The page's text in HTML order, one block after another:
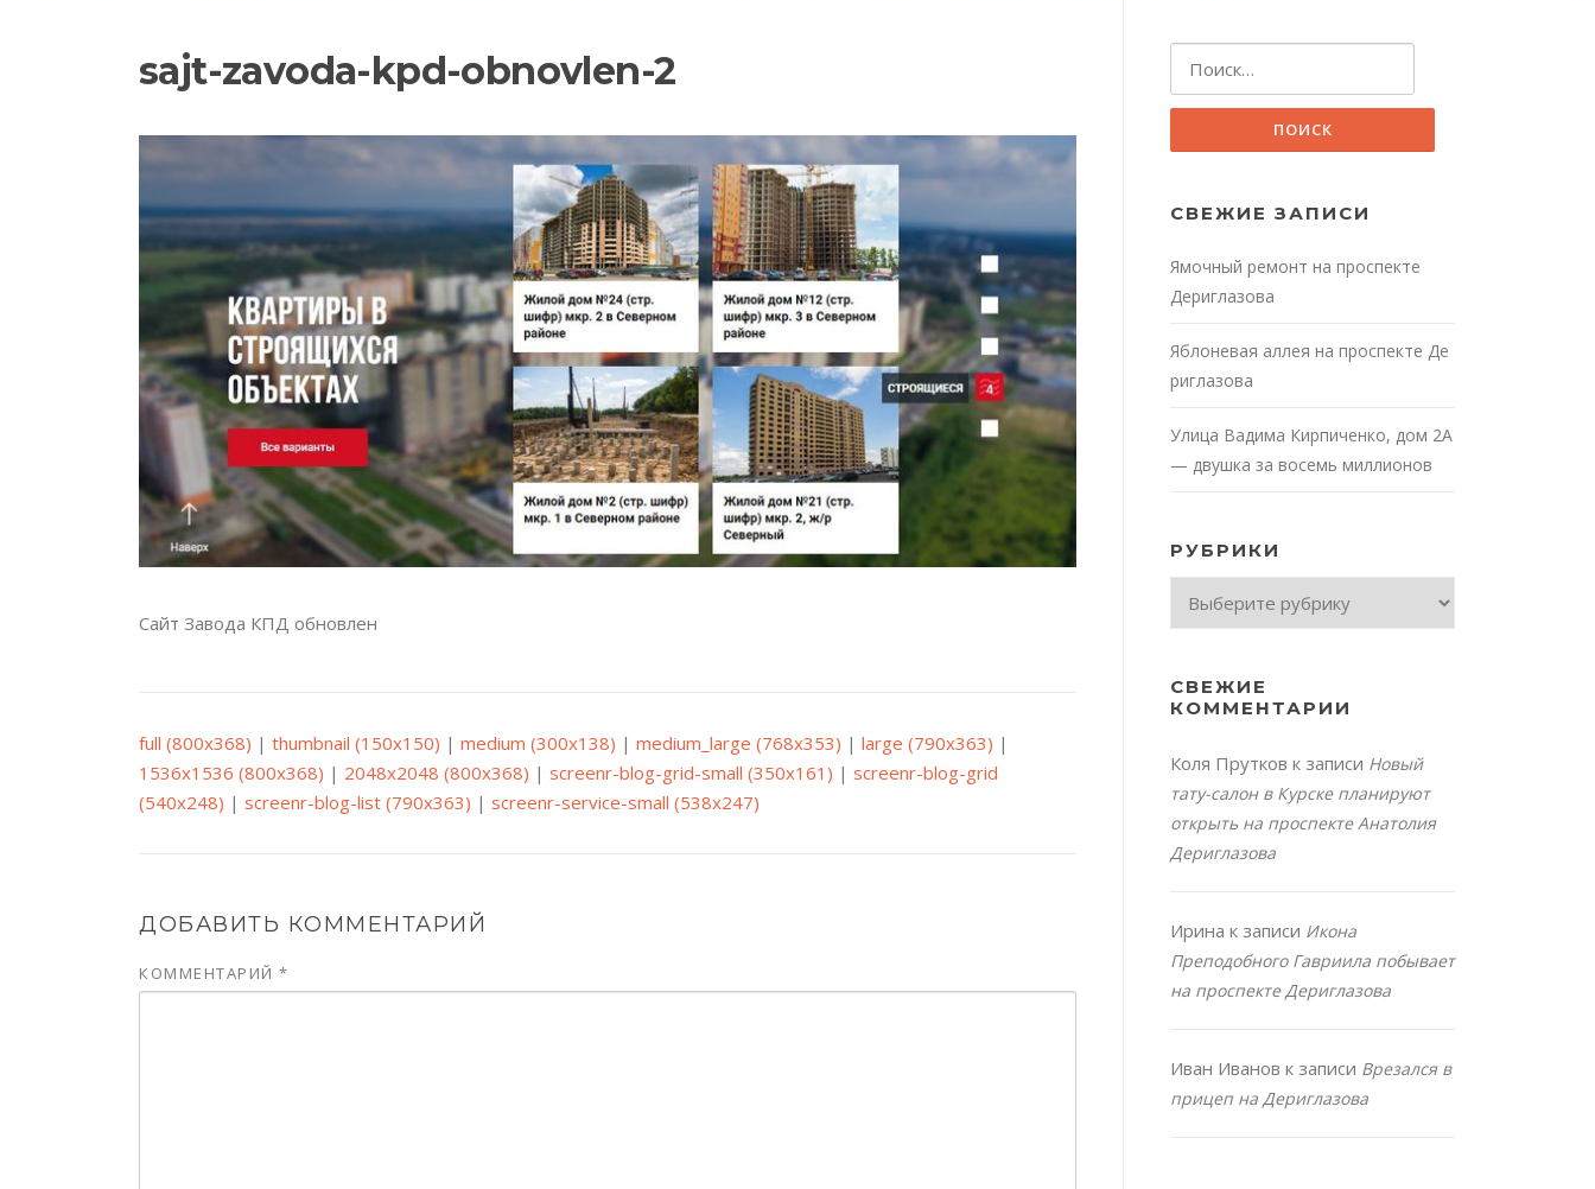
sajt-zavoda-kpd-obnovlen-2
Сайт Завода КПД обновлен
full (800x368) | thumbnail (150x150) | medium (300x138) | medium_large (768x353) | large (790x363) |
1536x1536 (800x368) | 2048x2048 (800x368) | screenr-blog-grid-small (350x161) | screenr-blog-grid
(540x248) | screenr-blog-list (790x363) | screenr-service-small (538x247)
ДОБАВИТЬ КОММЕНТАРИЙ
КОММЕНТАРИЙ *
СВЕЖИЕ ЗАПИСИ
Ямочный ремонт на проспекте
Дериглазова
Яблоневая аллея на проспекте Де
риглазова
Улица Вадима Кирпиченко, дом 2А
— двушка за восемь миллионов
РУБРИКИ
СВЕЖИЕ
КОММЕНТАРИИ
Коля Прутков к записи Новый
тату-салон в Курске планируют
открыть на проспекте Анатолия
Дериглазова
Ирина к записи Икона
Преподобного Гавриила побывает
на проспекте Дериглазова
Иван Иванов к записи Врезался в
прицеп на Дериглазова